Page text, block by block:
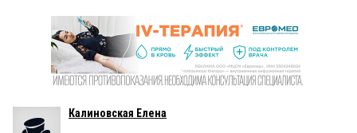
Калиновская Елена